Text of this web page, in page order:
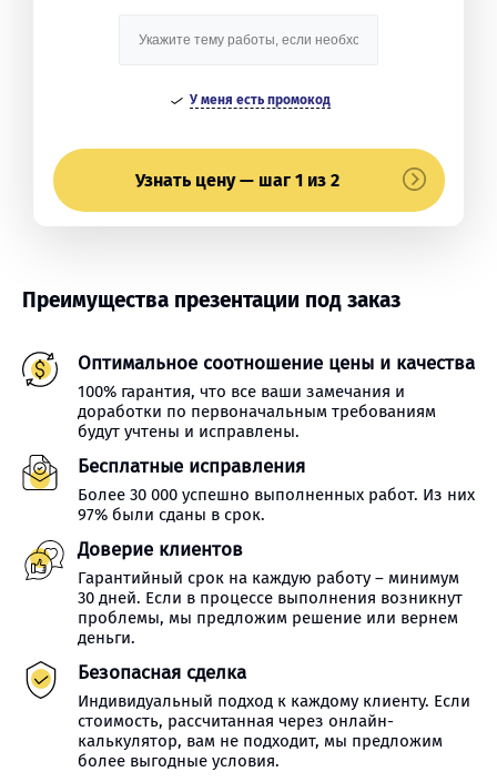
У меня есть промокод
Узнать цену — шаг 1 из 2
Преимущества презентации под заказ
Оптимальное соотношение цены и качества
100% гарантия, что все ваши замечания и
доработки по первоначальным требованиям
будут учтены и исправлены.
Бесплатные исправления
Более 30 000 успешно выполненных работ. Из них
97% были сданы в срок.
Доверие клиентов
Гарантийный срок на каждую работу – минимум
30 дней. Если в процессе выполнения возникнут
проблемы, мы предложим решение или вернем
деньги.
Безопасная сделка
Индивидуальный подход к каждому клиенту. Если
стоимость, рассчитанная через онлайн-
калькулятор, вам не подходит, мы предложим
более выгодные условия.